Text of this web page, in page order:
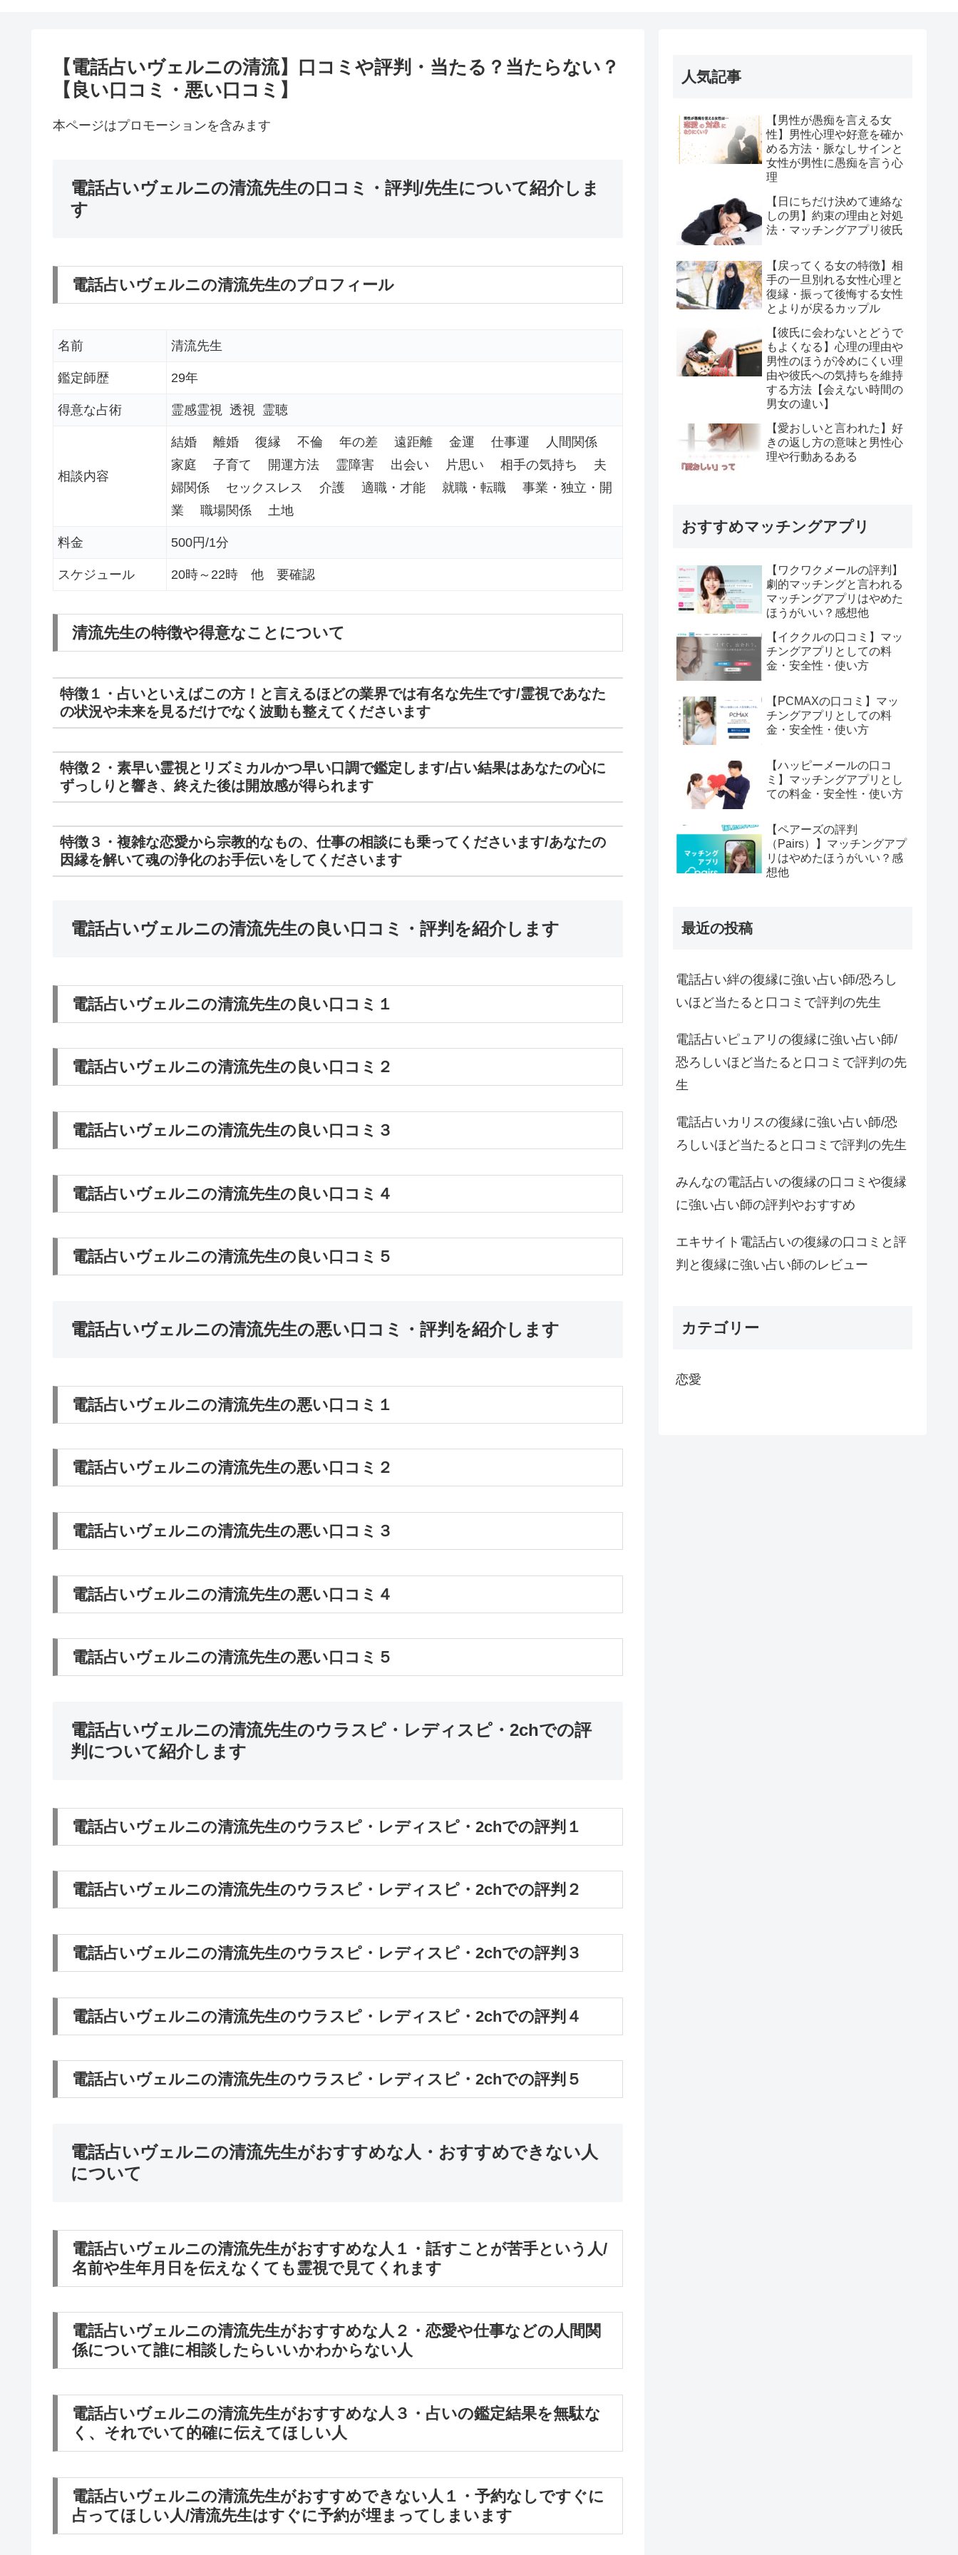
【電話占いヴェルニの清流】口コミや評判・当たる？当たらない？
【良い口コミ・悪い口コミ】
本ページはプロモーションを含みます
電話占いヴェルニの清流先生の口コミ・評判/先生について紹介しま
す
電話占いヴェルニの清流先生のプロフィール
名前 清流先生
鑑定師歴 29年
得意な占術 霊感霊視 透視 霊聴
相談内容
結婚 離婚 復縁 不倫 年の差 遠距離 金運 仕事運 人間関係
家庭 子育て 開運方法 霊障害 出会い 片思い 相手の気持ち 夫
婦関係 セックスレス 介護 適職・才能 就職・転職 事業・独立・開
業 職場関係 土地
料金 500円/1分
スケジュール 20時～22時 他 要確認
清流先生の特徴や得意なことについて
特徴１・占いといえばこの方！と言えるほどの業界では有名な先生です/霊視であなた
の状況や未来を見るだけでなく波動も整えてくださいます
特徴２・素早い霊視とリズミカルかつ早い口調で鑑定します/占い結果はあなたの心に
ずっしりと響き、終えた後は開放感が得られます
特徴３・複雑な恋愛から宗教的なもの、仕事の相談にも乗ってくださいます/あなたの
因縁を解いて魂の浄化のお手伝いをしてくださいます
電話占いヴェルニの清流先生の良い口コミ・評判を紹介します
電話占いヴェルニの清流先生の良い口コミ１
電話占いヴェルニの清流先生の良い口コミ２
電話占いヴェルニの清流先生の良い口コミ３
電話占いヴェルニの清流先生の良い口コミ４
電話占いヴェルニの清流先生の良い口コミ５
電話占いヴェルニの清流先生の悪い口コミ・評判を紹介します
電話占いヴェルニの清流先生の悪い口コミ１
電話占いヴェルニの清流先生の悪い口コミ２
電話占いヴェルニの清流先生の悪い口コミ３
電話占いヴェルニの清流先生の悪い口コミ４
電話占いヴェルニの清流先生の悪い口コミ５
電話占いヴェルニの清流先生のウラスピ・レディスピ・2chでの評
判について紹介します
電話占いヴェルニの清流先生のウラスピ・レディスピ・2chでの評判１
電話占いヴェルニの清流先生のウラスピ・レディスピ・2chでの評判２
電話占いヴェルニの清流先生のウラスピ・レディスピ・2chでの評判３
電話占いヴェルニの清流先生のウラスピ・レディスピ・2chでの評判４
電話占いヴェルニの清流先生のウラスピ・レディスピ・2chでの評判５
電話占いヴェルニの清流先生がおすすめな人・おすすめできない人
について
電話占いヴェルニの清流先生がおすすめな人１・話すことが苦手という人/
名前や生年月日を伝えなくても霊視で見てくれます
電話占いヴェルニの清流先生がおすすめな人２・恋愛や仕事などの人間関
係について誰に相談したらいいかわからない人
電話占いヴェルニの清流先生がおすすめな人３・占いの鑑定結果を無駄な
く、それでいて的確に伝えてほしい人
電話占いヴェルニの清流先生がおすすめできない人１・予約なしですぐに
占ってほしい人/清流先生はすぐに予約が埋まってしまいます
人気記事
【男性が愚痴を言える女
性】男性心理や好意を確か
める方法・脈なしサインと
女性が男性に愚痴を言う心
理
【日にちだけ決めて連絡な
しの男】約束の理由と対処
法・マッチングアプリ彼氏
【戻ってくる女の特徴】相
手の一旦別れる女性心理と
復縁・振って後悔する女性
とよりが戻るカップル
【彼氏に会わないとどうで
もよくなる】心理の理由や
男性のほうが冷めにくい理
由や彼氏への気持ちを維持
する方法【会えない時間の
男女の違い】
【愛おしいと言われた】好
きの返し方の意味と男性心
理や行動あるある
おすすめマッチングアプリ
【ワクワクメールの評判】
劇的マッチングと言われる
マッチングアプリはやめた
ほうがいい？感想他
【イククルの口コミ】マッ
チングアプリとしての料
金・安全性・使い方
【PCMAXの口コミ】マッ
チングアプリとしての料
金・安全性・使い方
【ハッピーメールの口コ
ミ】マッチングアプリとし
ての料金・安全性・使い方
【ペアーズの評判
（Pairs）】マッチングアプ
リはやめたほうがいい？感
想他
最近の投稿
電話占い絆の復縁に強い占い師/恐ろし
いほど当たると口コミで評判の先生
電話占いピュアリの復縁に強い占い師/
恐ろしいほど当たると口コミで評判の先
生
電話占いカリスの復縁に強い占い師/恐
ろしいほど当たると口コミで評判の先生
みんなの電話占いの復縁の口コミや復縁
に強い占い師の評判やおすすめ
エキサイト電話占いの復縁の口コミと評
判と復縁に強い占い師のレビュー
カテゴリー
恋愛